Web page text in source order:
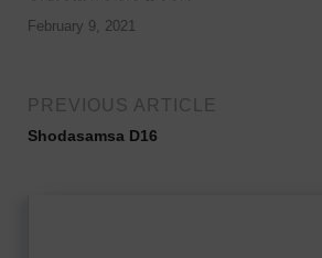
February 9, 2021
PREVIOUS ARTICLE
Shodasamsa D16